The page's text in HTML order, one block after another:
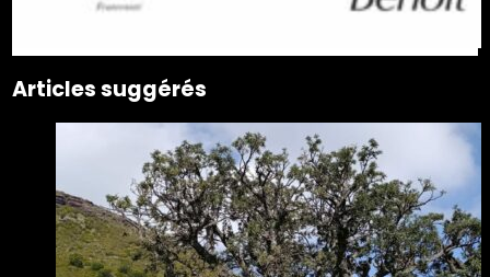
Articles suggérés